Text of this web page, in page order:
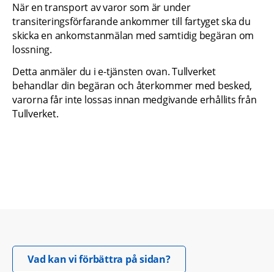
När en transport av varor som är under
transiteringsförfarande ankommer till fartyget ska du
skicka en ankomstanmälan med samtidig begäran om
lossning.
Detta anmäler du i e-tjänsten ovan. Tullverket
behandlar din begäran och återkommer med besked,
varorna får inte lossas innan medgivande erhållits från
Tullverket.
Vad kan vi förbättra på sidan?Öppnas i nytt fönster.